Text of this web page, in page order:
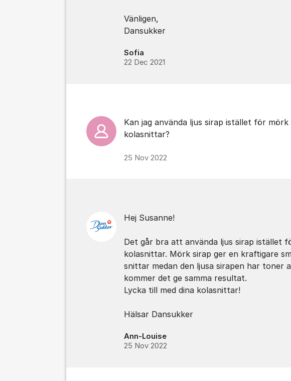
Vänligen,
Dansukker
Sofia
22 Dec 2021
Kan jag använda ljus sirap istället för
kolasnittar?
25 Nov 2022
Hej Susanne!
Det går bra att använda ljus sirap istället
kolasnittar. Mörk sirap ger en kraftigare
snittar medan den ljusa sirapen har toner
kommer det ge samma resultat.
Lycka till med dina kolasnittar!
Hälsar Dansukker
Ann-Louise
25 Nov 2022